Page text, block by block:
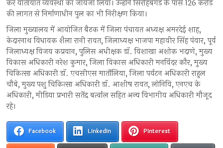
कर यातायात व्यवस्था का जायजा लिया। उन्होने सिरोहबगड़ के पास 126 करोड़
की लागत से निर्माणाधीन पुल का भी निरीक्षण किया।
जिला मुख्यालय में आयोजित बैठक में जिला पंचायत अध्यक्ष अमरदेई शाह,
केदारनाथ विधायक शैला रानी रावत, जिलाध्यक्ष भाजपा महावीर सिंह पंवार, पूर्व
जिलाध्यक्ष विजय कप्रवान, पुलिस अधीक्षक डाॅ. विशाखा अशोक भदाणे, मुख्य
विकास अधिकारी नरेश कुमार, जिला विकास अधिकारी मनविंदर कौर, मुख्य
चिकित्सा अधिकारी डाॅ. एचसीएस मार्तोलिया, जिला पर्यटन अधिकारी राहुल
चौबे, मुख्य पशु चिकित्सा अधिकारी डाॅ. आशीष रावत, लोनिवि, एनएच के
अधिकारी, मीडिया प्रभारी सतेंद्र बर्त्वाल सहित अन्य विभागीय अधिकारी मौजूद
रहे।
Facebook LinkedIn Pinterest